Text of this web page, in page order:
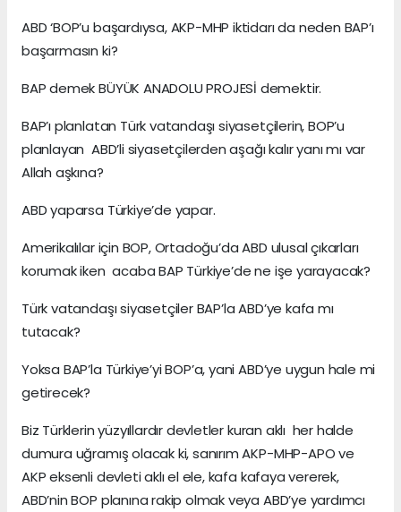
ABD ‘BOP’u başardıysa, AKP-MHP iktidarı da neden BAP’ı
başarmasın ki?
BAP demek BÜYÜK ANADOLU PROJESİ demektir.
BAP’ı planlatan Türk vatandaşı siyasetçilerin, BOP’u
planlayan ABD’li siyasetçilerden aşağı kalır yanı mı var
Allah aşkına?
ABD yaparsa Türkiye’de yapar.
Amerikalılar için BOP, Ortadoğu’da ABD ulusal çıkarları
korumak iken acaba BAP Türkiye’de ne işe yarayacak?
Türk vatandaşı siyasetçiler BAP’la ABD’ye kafa mı
tutacak?
Yoksa BAP’la Türkiye’yi BOP’a, yani ABD’ye uygun hale mi
getirecek?
Biz Türklerin yüzyıllardır devletler kuran aklı her halde
dumura uğramış olacak ki, sanırım AKP-MHP-APO ve
AKP eksenli devleti aklı el ele, kafa kafaya vererek,
ABD’nin BOP planına rakip olmak veya ABD’ye yardımcı